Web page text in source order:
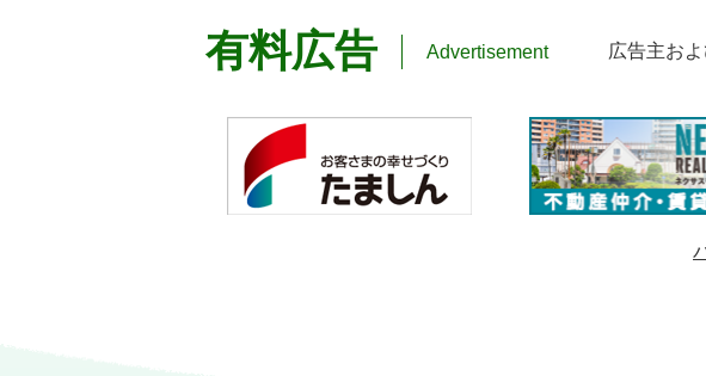
有料広告 Advertisement 広告主お